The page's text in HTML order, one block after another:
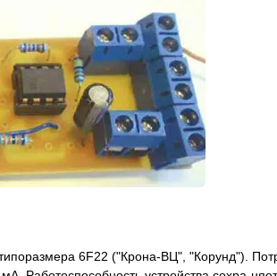
6F22 ("Крона-ВЦ", "Корунд").